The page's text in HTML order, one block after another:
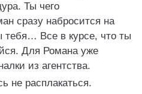
Ты чего
сразу набросится на
Все в курсе, что ты
Для Романа уже
из агентства.
не расплакаться.